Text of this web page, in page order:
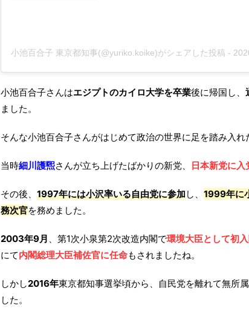
小池百合子 東京都知事(@yuriko.koike)がシェアした投稿 - 2020
小池百合子さんはエジプトのカイロ大学を卒業後に帰国し、
ました。
そんな小池百合子さんがはじめて政治の世界に足を踏み入れ
当時細川護煕さんが立ち上げたばかりの新党、 日本新党に入
その後、 1997年には小沢率いる自由党に参加し、 1999年に
務次官を務めました。
2003年9月 、第1次小泉第2次改造内閣で環境大臣として初
にて内閣総理大臣補佐官に任命もされましたね。
しかし2016年東京都知事選挙頃から、自民党を離れて無所
した。